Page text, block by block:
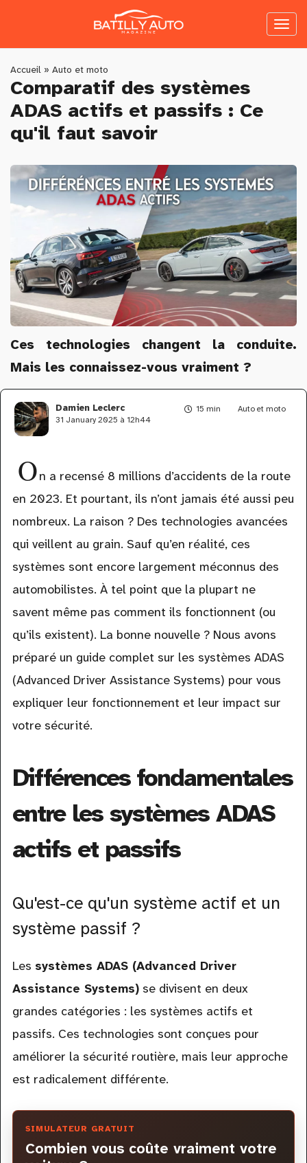
content
You
are
here
Accueil » Auto et moto
Comparatif des systèmes
ADAS actifs et passifs : Ce
qu'il faut savoir
Ces technologies changent la conduite.
Mais les connaissez-vous vraiment ?
15 min Auto et moto
Damien Leclerc
31 January 2025 à 12h44
On a recensé 8 millions d’accidents de la route
en 2023. Et pourtant, ils n’ont jamais été aussi peu
nombreux. La raison ? Des technologies avancées
qui veillent au grain. Sauf qu’en réalité, ces
systèmes sont encore largement méconnus des
automobilistes. À tel point que la plupart ne
savent même pas comment ils fonctionnent (ou
qu’ils existent). La bonne nouvelle ? Nous avons
préparé un guide complet sur les systèmes ADAS
(Advanced Driver Assistance Systems) pour vous
expliquer leur fonctionnement et leur impact sur
votre sécurité.
Différences fondamentales
entre les systèmes ADAS
actifs et passifs
Qu'est-ce qu'un système actif et un
système passif ?
Les systèmes ADAS (Advanced Driver
Assistance Systems)se divisent en deux
grandes catégories : les systèmes actifs et
passifs. Ces technologies sont conçues pour
améliorer la sécurité routière, mais leur approche
est radicalement différente.
SIMULATEUR GRATUIT
Combien vous coûte vraiment votre